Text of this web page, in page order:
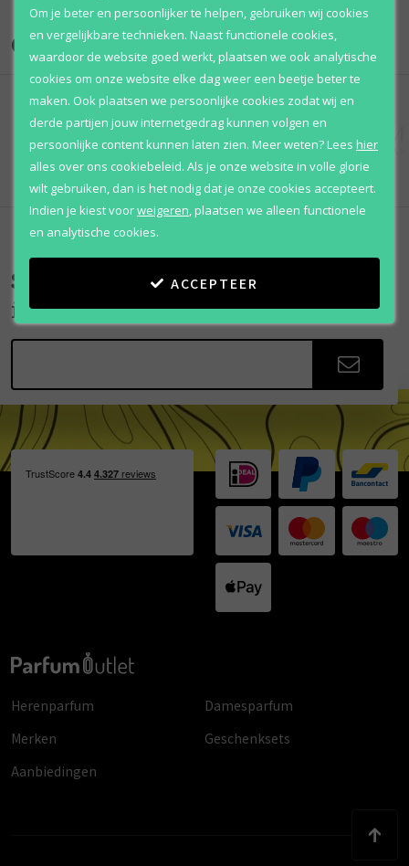
Onze merken
Scherpe aanbiedingen
in je mailbox
Herenparfum
Damesparfum
Merken
Geschenksets
Aanbiedingen
Om je beter en persoonlijker te helpen, gebruiken wij cookies
en vergelijkbare technieken. Naast functionele cookies,
waardoor de website goed werkt, plaatsen we ook analytische
cookies om onze website elke dag weer een beetje beter te
maken. Ook plaatsen we persoonlijke cookies zodat wij en
derde partijen jouw internetgedrag kunnen volgen en
persoonlijke content kunnen laten zien. Meer weten?Lees hier
alles over ons cookiebeleid. Als je onze website in volle glorie
wilt gebruiken, dan is het nodig dat je onze cookies accepteert.
Indien je kiest voorweigeren plaatsen we alleen functionele
en analytische cookies.
ACCEPTEER